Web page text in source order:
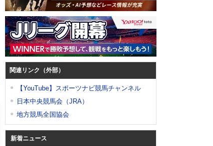
関連リンク（外部）
【YouTube】スポーツナビ競馬チャンネル
日本中央競馬会（JRA）
地方競馬全国協会
新着ニュース